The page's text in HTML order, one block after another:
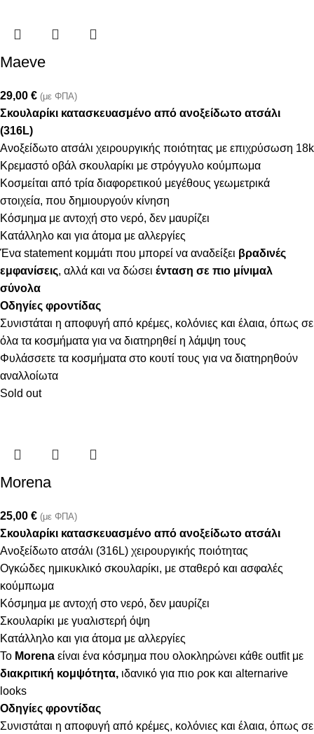
Maeve
29,00 € (με ΦΠΑ)
Σκουλαρίκι κατασκευασμένο από ανοξείδωτο ατσάλι
(316L)
Ανοξείδωτο ατσάλι χειρουργικής ποιότητας με επιχρύσωση 18k
Κρεμαστό οβάλ σκουλαρίκι με στρόγγυλο κούμπωμα
Κοσμείται από τρία διαφορετικού μεγέθους γεωμετρικά
στοιχεία, που δημιουργούν κίνηση
Κόσμημα με αντοχή στο νερό, δεν μαυρίζει
Κατάλληλο και για άτομα με αλλεργίες
Ένα statement κομμάτι που μπορεί να αναδείξει βραδινές
εμφανίσεις, αλλά και να δώσει ένταση σε πιο μίνιμαλ
σύνολα
Οδηγίες φροντίδας
Συνιστάται η αποφυγή από κρέμες, κολόνιες και έλαια, όπως σε
όλα τα κοσμήματα για να διατηρηθεί η λάμψη τους
Φυλάσσετε τα κοσμήματα στο κουτί τους για να διατηρηθούν
αναλλοίωτα
Sold out
Morena
25,00 € (με ΦΠΑ)
Σκουλαρίκι κατασκευασμένο από ανοξείδωτο ατσάλι
Ανοξείδωτο ατσάλι (316L) χειρουργικής ποιότητας
Ογκώδες ημικυκλικό σκουλαρίκι, με σταθερό και ασφαλές
κούμπωμα
Κόσμημα με αντοχή στο νερό, δεν μαυρίζει
Σκουλαρίκι με γυαλιστερή όψη
Κατάλληλο και για άτομα με αλλεργίες
Το Morena είναι ένα κόσμημα που ολοκληρώνει κάθε outfit με
διακριτική κομψότητα, ιδανικό για πιο ροκ και alternarive
looks
Οδηγίες φροντίδας
Συνιστάται η αποφυγή από κρέμες, κολόνιες και έλαια, όπως σε